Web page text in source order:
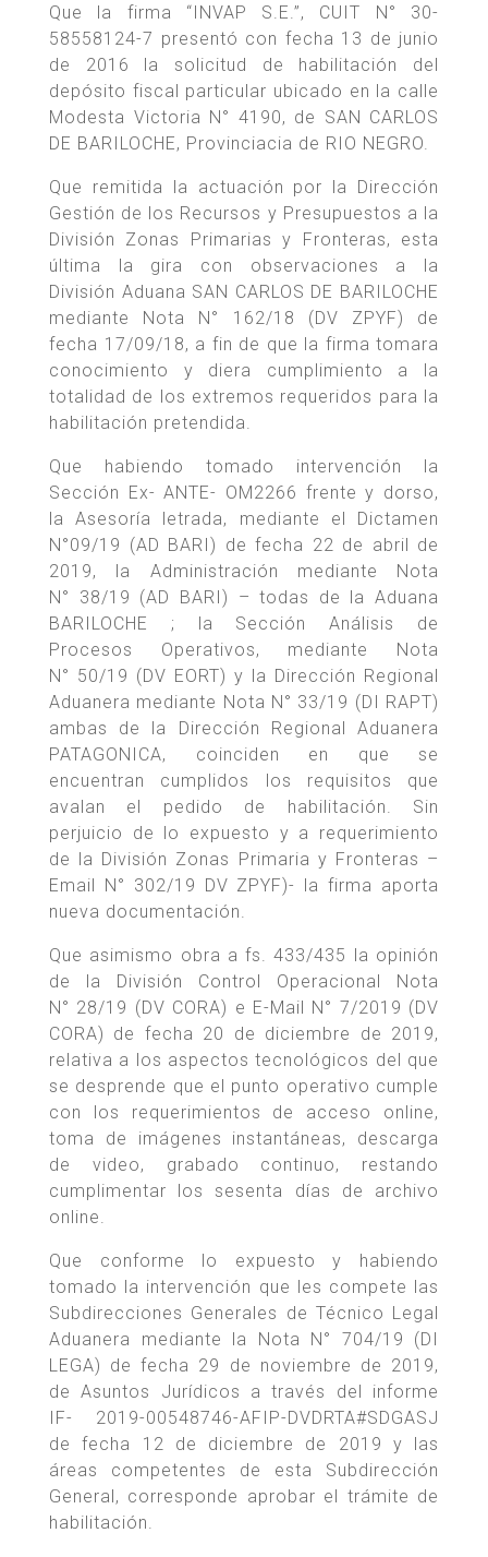
Que la firma “INVAP S.E.”, CUIT N° 30-
58558124-7 presentó con fecha 13 de junio
de 2016 la solicitud de habilitación del
depósito fiscal particular ubicado en la calle
Modesta Victoria N° 4190, de SAN CARLOS
DE BARILOCHE, Provinciacia de RIO NEGRO.
Que remitida la actuación por la Dirección
Gestión de los Recursos y Presupuestos a la
División Zonas Primarias y Fronteras, esta
última la gira con observaciones a la
División Aduana SAN CARLOS DE BARILOCHE
mediante Nota N° 162/18 (DV ZPYF) de
fecha 17/09/18, a fin de que la firma tomara
conocimiento y diera cumplimiento a la
totalidad de los extremos requeridos para la
habilitación pretendida.
Que habiendo tomado intervención la
Sección Ex- ANTE- OM2266 frente y dorso,
la Asesoría letrada, mediante el Dictamen
N°09/19 (AD BARI) de fecha 22 de abril de
2019, la Administración mediante Nota
N° 38/19 (AD BARI) – todas de la Aduana
BARILOCHE ; la Sección Análisis de
Procesos Operativos, mediante Nota
N° 50/19 (DV EORT) y la Dirección Regional
Aduanera mediante Nota N° 33/19 (DI RAPT)
ambas de la Dirección Regional Aduanera
PATAGONICA, coinciden en que se
encuentran cumplidos los requisitos que
avalan el pedido de habilitación. Sin
perjuicio de lo expuesto y a requerimiento
de la División Zonas Primaria y Fronteras –
Email N° 302/19 DV ZPYF)- la firma aporta
nueva documentación.
Que asimismo obra a fs. 433/435 la opinión
de la División Control Operacional Nota
N° 28/19 (DV CORA) e E-Mail N° 7/2019 (DV
CORA) de fecha 20 de diciembre de 2019,
relativa a los aspectos tecnológicos del que
se desprende que el punto operativo cumple
con los requerimientos de acceso online,
toma de imágenes instantáneas, descarga
de video, grabado continuo, restando
cumplimentar los sesenta días de archivo
online.
Que conforme lo expuesto y habiendo
tomado la intervención que les compete las
Subdirecciones Generales de Técnico Legal
Aduanera mediante la Nota N° 704/19 (DI
LEGA) de fecha 29 de noviembre de 2019,
de Asuntos Jurídicos a través del informe
IF- 2019-00548746-AFIP-DVDRTA#SDGASJ
de fecha 12 de diciembre de 2019 y las
áreas competentes de esta Subdirección
General, corresponde aprobar el trámite de
habilitación.